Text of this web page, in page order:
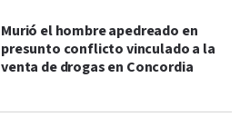
Murió el hombre apedreado en
presunto conflicto vinculado a la
venta de drogas en Concordia